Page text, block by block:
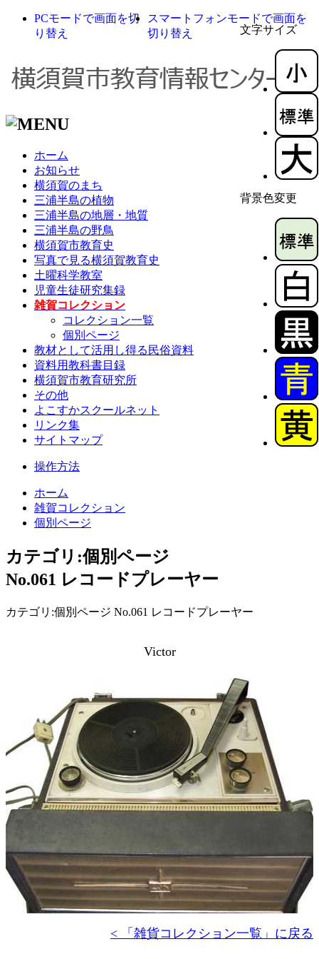
文字サイズ
背景色変更
PCモードで画面を切
り替え
スマートフォンモードで画面を
切り替え
ホーム
お知らせ
横須賀のまち
三浦半島の植物
三浦半島の地層・地質
三浦半島の野鳥
横須賀市教育史
写真で見る横須賀教育史
土曜科学教室
児童生徒研究集録
雑賀コレクション
コレクション一覧
個別ページ
教材として活用し得る民俗資料
資料用教科書目録
横須賀市教育研究所
その他
よこすかスクールネット
リンク集
サイトマップ
操作方法
ホーム
雑賀コレクション
個別ページ
カテゴリ:個別ページ
No.061 レコードプレーヤー
カテゴリ:個別ページ No.061 レコードプレーヤー
Victor
< 「雑貨コレクション一覧」に戻る